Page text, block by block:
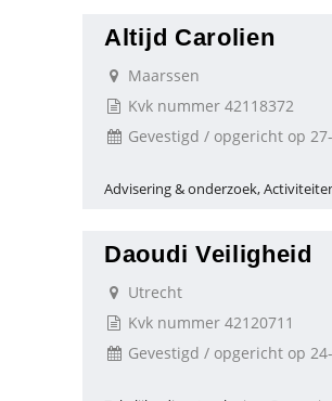
Altijd Carolien
Maarssen
Kvk nummer 42118372
Gevestigd / opgericht op
Advisering & onderzoek,
Daoudi Veiligheid
Utrecht
Kvk nummer 42120711
Gevestigd / opgericht op